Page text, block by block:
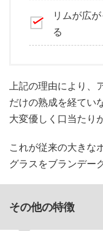
リムが広
る
上記の理由により、
だけの熟成を経てい
大変優しく口当たり
これが従来の大きな
グラスをブランデー
その他の特徴